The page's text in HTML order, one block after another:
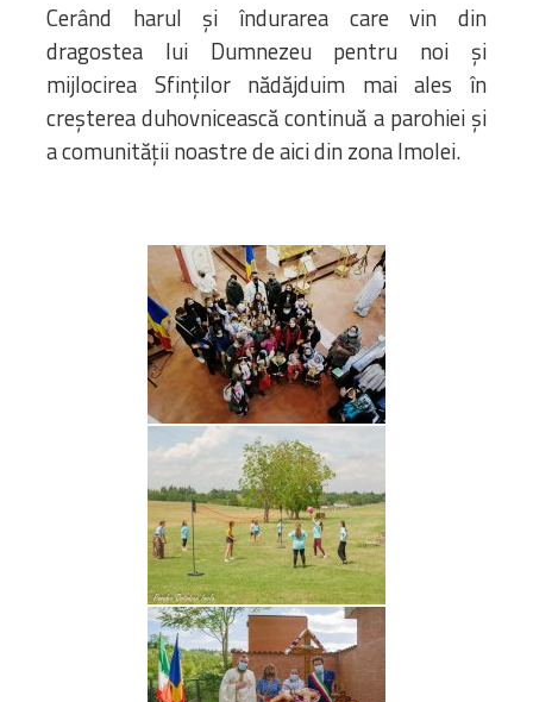
Cerând harul și îndurarea care vin din
dragostea lui Dumnezeu pentru noi și
mijlocirea Sfinților nădăjduim mai ales în
creșterea duhovnicească continuă a parohiei și
a comunității noastre de aici din zona Imolei.